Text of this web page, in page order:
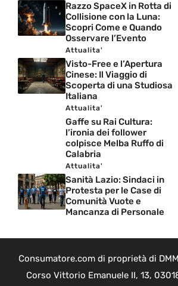
Razzo SpaceX in Rotta di
Collisione con la Luna:
Scopri Come e Quando
Osservare l’Evento
Attualita'
Visto-Free e l’Apertura
Cinese: Il Viaggio di
Scoperta di una Studiosa
Italiana
Attualita'
Gaffe su Rai Cultura:
l’ironia dei follower
colpisce Melba Ruffo di
Calabria
Attualita'
Sanità Lazio: Sindaci in
Protesta per le Case di
Comunità Vuote e
Mancanza di Personale
Consumatore.com di proprietà di DMM
Corso Vittorio Emanuele II, 13,